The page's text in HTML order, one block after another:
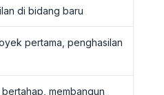
di bidang baru
pertama, penghasilan
membangun